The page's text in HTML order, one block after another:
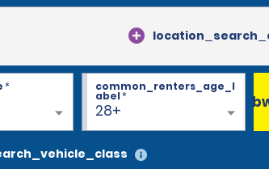
*
28+
common_renters_age_l
abel*